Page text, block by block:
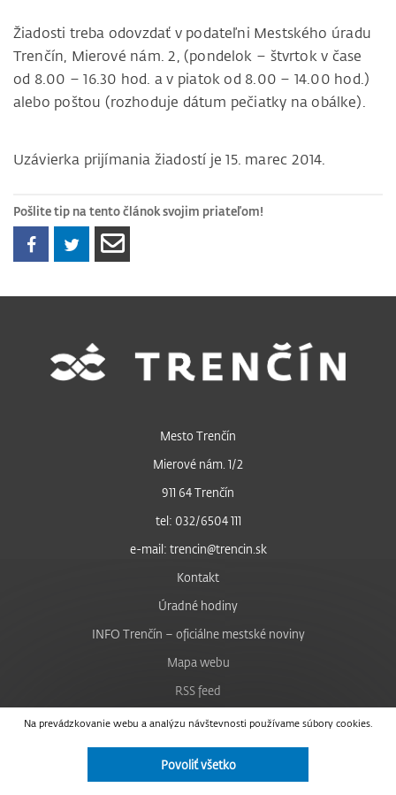
Žiadosti treba odovzdať v podateľni Mestského úradu
Trenčín, Mierové nám. 2, (pondelok – štvrtok v čase
od 8.00 – 16.30 hod. a v piatok od 8.00 – 14.00 hod.)
alebo poštou (rozhoduje dátum pečiatky na obálke).
Uzávierka prijímania žiadostí je 15. marec 2014.
Pošlite tip na tento článok svojim priateľom!
Na prevádzkovanie webu a analýzu návštevnosti používame súbory cookies.
Povoliť všetko
Mesto Trenčín
Mierové nám. 1/2
911 64 Trenčín
tel: 032/6504 111
e-mail: trencin@trencin.sk
Kontakt
Úradné hodiny
INFO Trenčín – oficiálne mestské noviny
Mapa webu
RSS feed
Nastavenie cookies
Facebook